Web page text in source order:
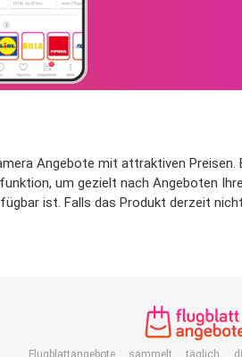
Angebote mit attraktiven Preisen.
um gezielt nach Angeboten
ist. Falls das Produkt derzeit
Flugblattangebote sammelt täglich